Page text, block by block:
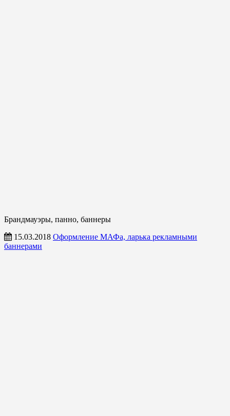
Брандмауэры, панно, баннеры
15.03.2018 Оформление МАФа, ларька рекламными
баннерами